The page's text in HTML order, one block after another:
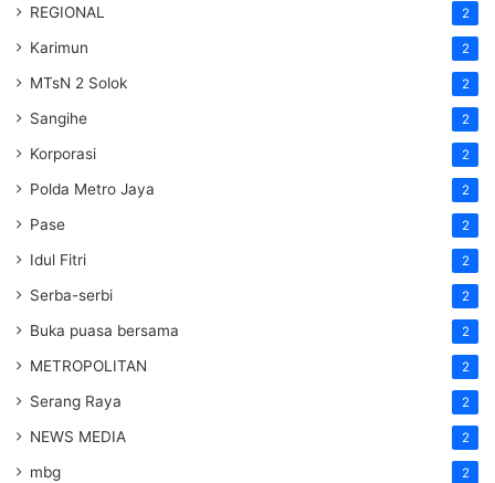
REGIONAL 2
Karimun 2
MTsN 2 Solok 2
Sangihe 2
Korporasi 2
Polda Metro Jaya 2
Pase 2
Idul Fitri 2
Serba-serbi 2
Buka puasa bersama 2
METROPOLITAN 2
Serang Raya 2
NEWS MEDIA 2
mbg 2